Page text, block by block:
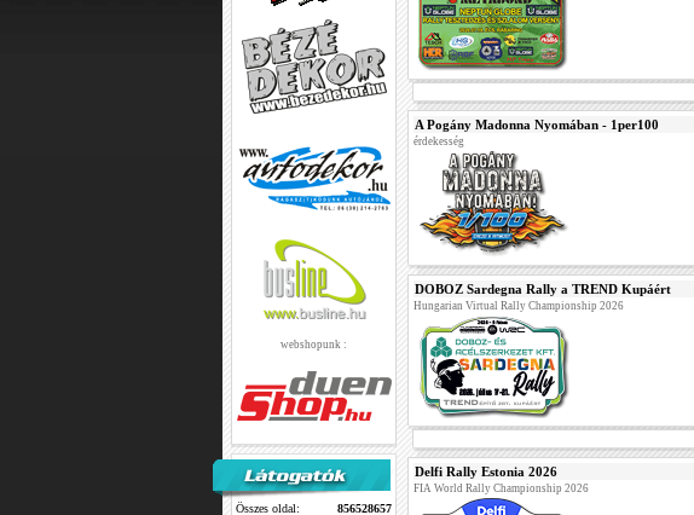
webshopunk :
Összes oldal:
856528657
A Pogány Madonna Nyomában - 1per100
érdekesség
DOBOZ Sardegna Rally a TREND Kupáért
Hungarian Virtual Rally Championship 2026
Delfi Rally Estonia 2026
FIA World Rally Championship 2026